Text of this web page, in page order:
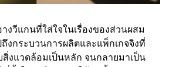
างวีแกนที่ใส่ใจในเรื่องของส่วนผสม
งกระบวนการผลิตและแพ็กเกจจิงที่
งแวดล้อมเป็นหลัก จนกลายมาเป็น